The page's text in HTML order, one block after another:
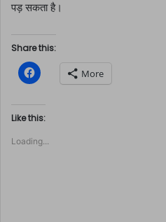
पड़ सकता है।
Share this:
C
l
k
t
o
h
More
Like this:
Loading...